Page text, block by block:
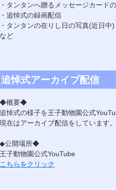
・タンタンへ贈るメッセージカード
・追悼式の録画配信
・タンタンの在りし日の写真(近日中)
など
追悼式アーカイブ配信
◆概要◆
追悼式の様子を王子動物園公式
現在はアーカイブ配信をしています。
◆公開場所◆
王子動物園公式YouTube
こちらをクリック